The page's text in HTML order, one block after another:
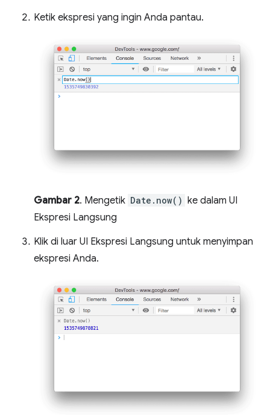
Ketik ekspresi yang ingin Anda pantau.
Gambar 2. Mengetik Date.now() ke dalam UI
Ekspresi Langsung
Klik di luar UI Ekspresi Langsung untuk menyimpan
ekspresi Anda.